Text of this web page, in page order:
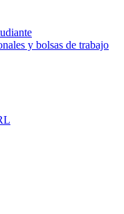
y bolsas de trabajo